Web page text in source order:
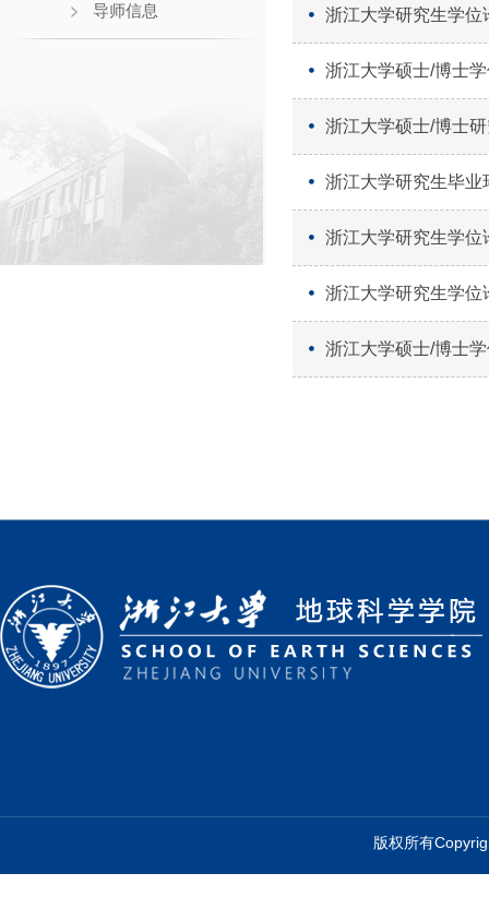
导师信息 浙江大学研究生学位
浙江大学硕士/博士
浙江大学硕士/博士
浙江大学研究生毕业
浙江大学研究生学位
浙江大学研究生学位
浙江大学硕士/博士
版权所有